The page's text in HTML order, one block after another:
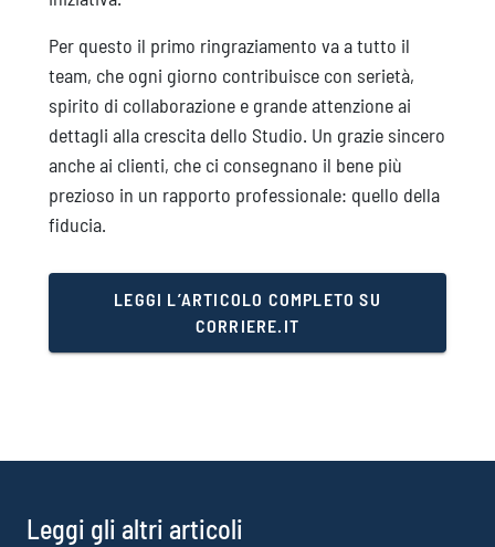
Per questo il primo ringraziamento va a tutto il
team, che ogni giorno contribuisce con serietà,
spirito di collaborazione e grande attenzione ai
dettagli alla crescita dello Studio. Un grazie sincero
anche ai clienti, che ci consegnano il bene più
prezioso in un rapporto professionale: quello della
fiducia.
LEGGI L’ARTICOLO COMPLETO SU
CORRIERE.IT
Leggi gli altri articoli